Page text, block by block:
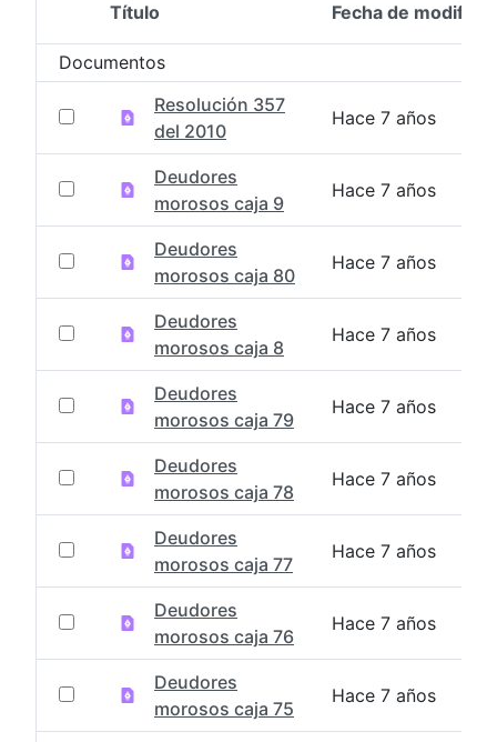
Selección del elemento
Título Fecha de
Documentos
Resolución 357
del 2010
Hace 7 años
Deudores
morosos caja 9
Hace 7 años
Deudores
morosos caja 80
Hace 7 años
Deudores
morosos caja 8
Hace 7 años
Deudores
morosos caja 79
Hace 7 años
Deudores
morosos caja 78
Hace 7 años
Deudores
morosos caja 77
Hace 7 años
Deudores
morosos caja 76
Hace 7 años
Deudores
morosos caja 75
Hace 7 años